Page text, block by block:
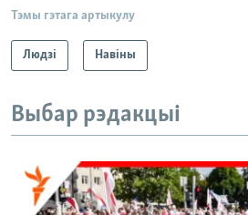
Тэмы гэтага артыкулу
Людзі Навіны
Выбар рэдакцыі